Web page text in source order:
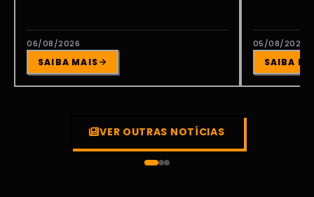
06/08/2026
SAIBA MAIS
05/08/2026
SAIBA
VER OUTRAS NOTÍCIAS